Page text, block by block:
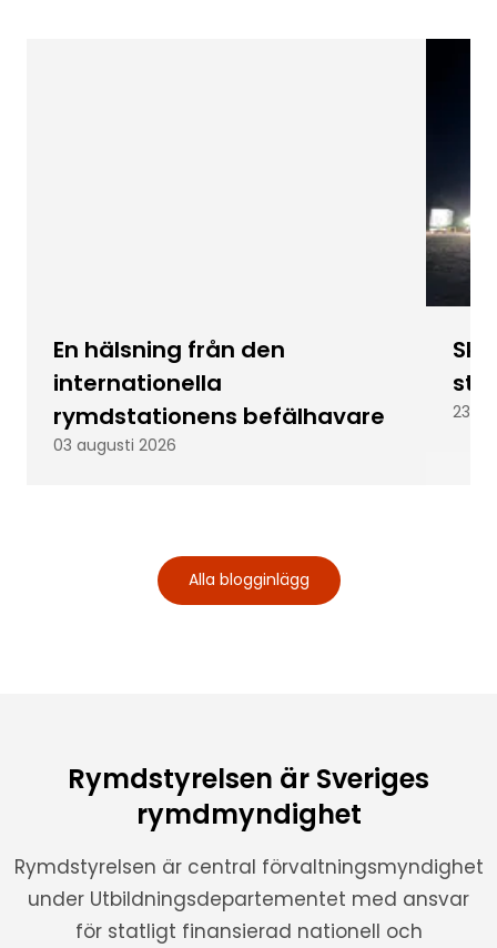
En hälsning från den
internationella
rymdstationens befälhavare
03 augusti 2026
23
Alla blogginlägg
Rymdstyrelsen är Sveriges
rymdmyndighet
Rymdstyrelsen är central förvaltningsmyndighet
under Utbildningsdepartementet med ansvar
för statligt finansierad nationell och